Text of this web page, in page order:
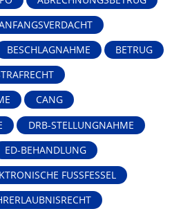
BESCHLAGNAHME BETRUG
CANG
DRB-STELLUNGNAHME
ED-BEHANDLUNG
FUSSFESSEL